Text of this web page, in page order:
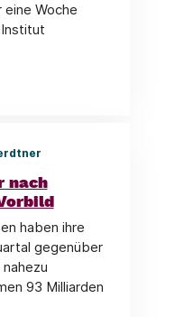
eine Woche
nach
haben ihre
gegenüber
93 Milliarden